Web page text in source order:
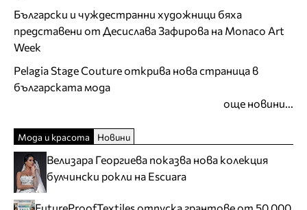
Български и чуждестранни художници бяха
представени от Десислава Зафирова на Monaco Art
Week
Pelagia Stage Couture открива нова страница в
българската мода
още новини...
Мода и красота Новини
Велизара Георгиева показва нова колекция
булчински рокли на Escuara
FutureProofTextiles отпуска грантове от 50 000